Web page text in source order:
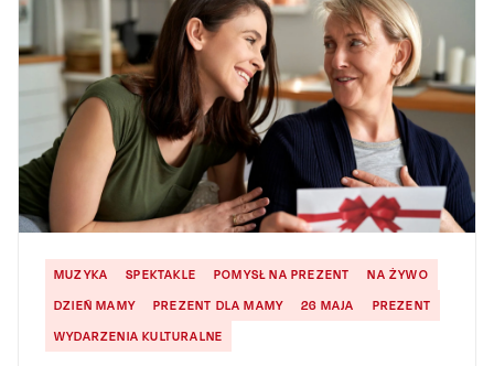
MUZYKA SPEKTAKLE POMYSŁ NA PREZENT
NA ŻYWO
DZIEŃ MAMY
PREZENT DLA MAMY 26 MAJA
PREZENT
WYDARZENIA KULTURALNE